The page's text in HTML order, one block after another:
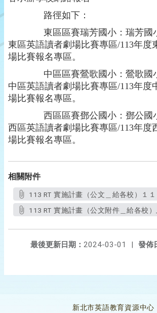
路徑如下：
東區區賽瑞芳國小：瑞芳國
東區英語讀者劇場比賽專區/113年度
場比賽報名專區。
中區區賽鶯歌國小：鶯歌國
中區英語讀者劇場比賽專區/113年度
場比賽報名專區。
西區區賽鄧公國小：鄧公國
西區英語讀者劇場比賽專區/113年度
場比賽報名專區。
相關附件
113 RT 實施計畫（公文＿給各校）１
113 RT 實施計畫（公文附件＿給各校
發佈
最後更新日期： 2024-03-01
|
新北市英語教育資源中心